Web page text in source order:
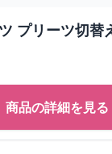
プリーツ切替
商品の詳細を見る